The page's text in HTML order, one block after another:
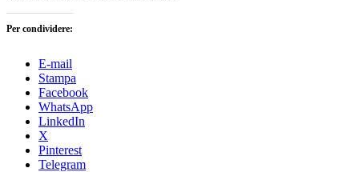
Per condividere:
E-mail
Stampa
Facebook
WhatsApp
LinkedIn
X
Pinterest
Telegram